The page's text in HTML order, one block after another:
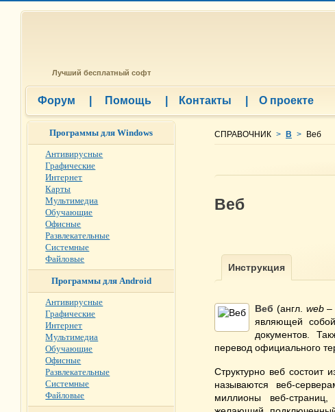
Лучший бесплатный софт
Форум Помощь Контакты О проекте
СПРАВОЧНИК > В > Веб
Веб
Веб (англ. web–
являющей
документов.
перевод официального
Структурно веб состоит
называются веб-
миллионы веб-
Программы для Windows
Антивирусные
Графические
Интернет
Карты
Мультимедиа
Обучающие
Офисные
Развлекательные
Системные
Файловые
Программы для Android
Антивирусные
Графические
Интернет
Мультимедиа
Обучающие
Офисные
Развлекательные
Системные
Файловые